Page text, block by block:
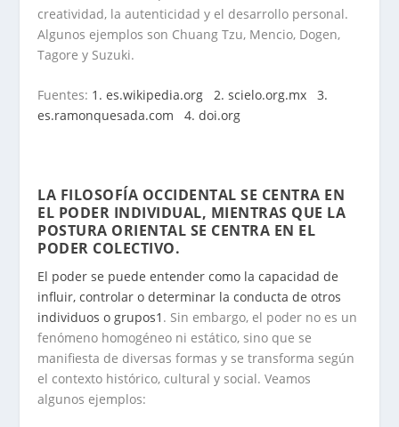
creatividad, la autenticidad y el desarrollo personal.
Algunos ejemplos son Chuang Tzu, Mencio, Dogen,
Tagore y Suzuki.
Fuentes: 1. es.wikipedia.org2. scielo.org.mx3.
es.ramonquesada.com4. doi.org
LA FILOSOFÍA OCCIDENTAL SE CENTRA EN
EL PODER INDIVIDUAL, MIENTRAS QUE LA
POSTURA ORIENTAL SE CENTRA EN EL
PODER COLECTIVO.
El poder se puede entender como la capacidad de
influir, controlar o determinar la conducta de otros
individuos o grupos1 . Sin embargo, el poder no es un
fenómeno homogéneo ni estático, sino que se
manifiesta de diversas formas y se transforma según
el contexto histórico, cultural y social. Veamos
algunos ejemplos: